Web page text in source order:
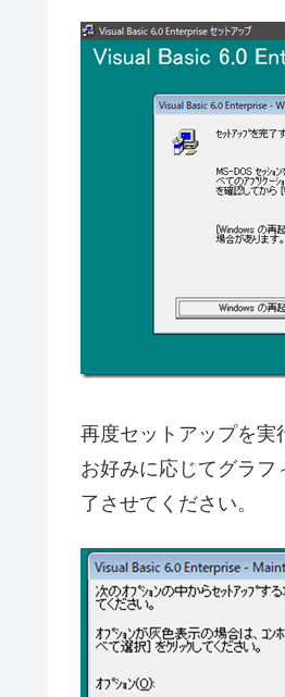
再度セットアップを実
お好みに応じてグラ
了させてください。